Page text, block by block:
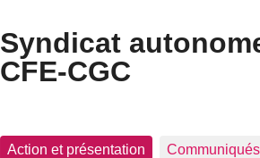
Syndicat
CFE-CGC
Action et présentation Communiqués